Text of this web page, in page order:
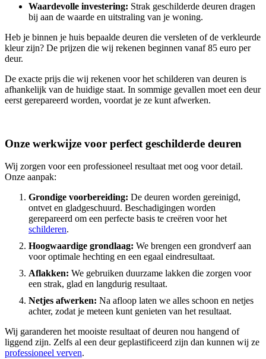
Waardevolle investering: Strak geschilderde deuren dragen
bij aan de waarde en uitstraling van je woning.
Heb je binnen je huis bepaalde deuren die versleten of de verkleurde
kleur zijn? De prijzen die wij rekenen beginnen vanaf 85 euro per
deur.
De exacte prijs die wij rekenen voor het schilderen van deuren is
afhankelijk van de huidige staat. In sommige gevallen moet een deur
eerst gerepareerd worden, voordat je ze kunt afwerken.
Onze werkwijze voor perfect geschilderde deuren
Wij zorgen voor een professioneel resultaat met oog voor detail.
Onze aanpak:
Grondige voorbereiding: De deuren worden gereinigd,
ontvet en gladgeschuurd. Beschadigingen worden
gerepareerd om een perfecte basis te creëren voor het
schilderen.
Hoogwaardige grondlaag: We brengen een grondverf aan
voor optimale hechting en een egaal eindresultaat.
Aflakken: We gebruiken duurzame lakken die zorgen voor
een strak, glad en langdurig resultaat.
Netjes afwerken: Na afloop laten we alles schoon en netjes
achter, zodat je meteen kunt genieten van het resultaat.
Wij garanderen het mooiste resultaat of deuren nou hangend of
liggend zijn. Zelfs al een deur geplastificeerd zijn dan kunnen wij ze
professioneel verven.